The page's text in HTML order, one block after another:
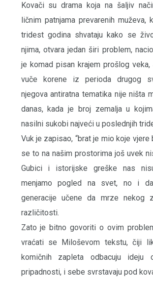
Kovači su drama koja na šaljiv
ličnim patnjama prevarenih muževa,
tridest godina shvataju kako se
njima, otvara jedan širi problem,
je komad pisan krajem prošlog
vuče korene iz perioda drugog
njegova antiratna tematika nije ništa
danas, kada je broj zemalja u
nasilni sukobi najveći u poslednjih
Vuk je zapisao, “brat je mio koje vjere
se to na našim prostorima još uvek
Gubici i istorijske greške nas
menjamo pogled na svet, no i
generacije učene da mrze nekog
različitosti.
Zato je bitno govoriti o ovim
vraćati se Miloševom tekstu, čiji
komičnih zapleta odbacuju ideju
pripadnosti, i sebe svrstavaju pod